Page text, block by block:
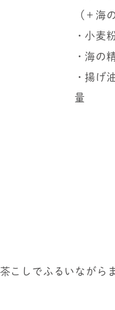
（＋海
・小麦
・海の
・揚げ
量
こしでふるいなが